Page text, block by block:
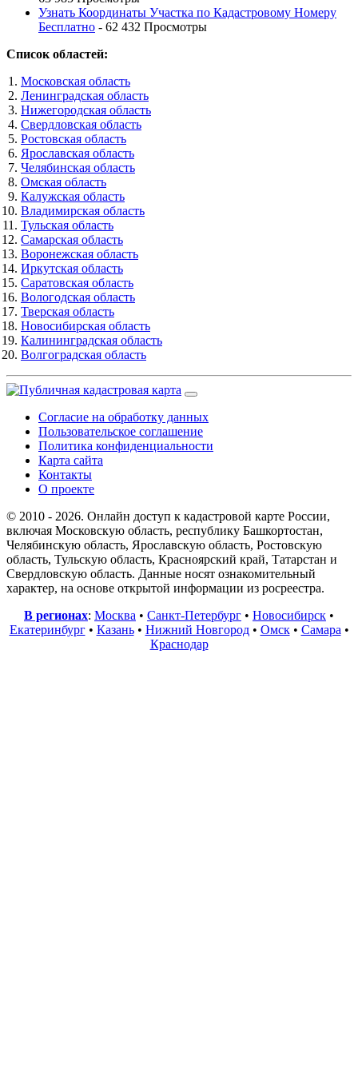
Узнать Координаты Участка по Кадастровому Номеру
Бесплатно - 62 432 Просмотры
Список областей:
Московская область
Ленинградская область
Нижегородская область
Свердловская область
Ростовская область
Ярославская область
Челябинская область
Омская область
Калужская область
Владимирская область
Тульская область
Самарская область
Воронежская область
Иркутская область
Саратовская область
Вологодская область
Тверская область
Новосибирская область
Калининградская область
Волгоградская область
Согласие на обработку данных
Пользовательское соглашение
Политика конфиденциальности
Карта сайта
Контакты
О проекте
© 2010 - 2026. Онлайн доступ к кадастровой карте России,
включая Московскую область, республику Башкортостан,
Челябинскую область, Ярославскую область, Ростовскую
область, Тульскую область, Красноярский край, Татарстан и
Свердловскую область. Данные носят ознакомительный
характер, на основе открытой информации из росреестра.
В регионах: Москва • Санкт-Петербург • Новосибирск •
Екатеринбург• Казань• Нижний Новгород• Омск• Самара •
Краснодар